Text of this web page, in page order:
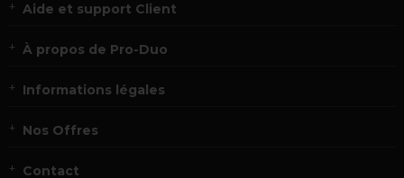
Aide et support Client
À propos de Pro-Duo
Informations légales
Nos Offres
Contact